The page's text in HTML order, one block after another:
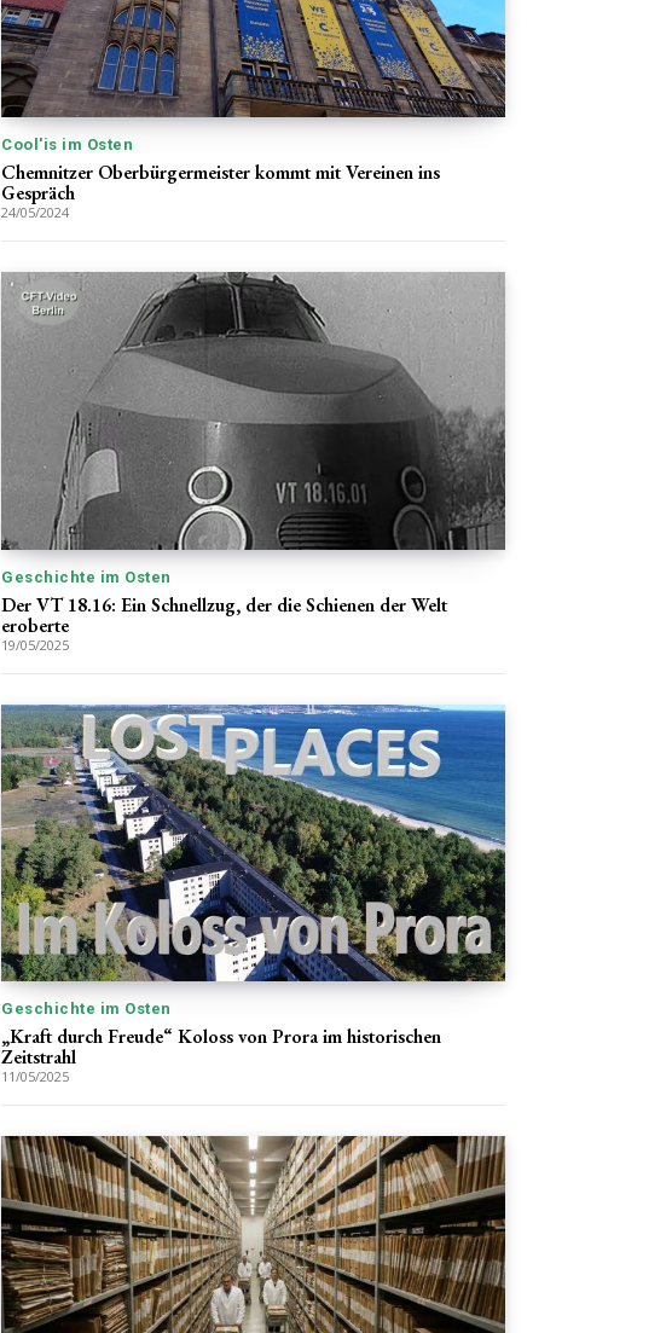
Cool'is im Osten
Chemnitzer Oberbürgermeister kommt mit Vereinen ins
Gespräch
24/05/2024
Geschichte im Osten
Der VT 18.16: Ein Schnellzug, der die Schienen der Welt
eroberte
19/05/2025
Geschichte im Osten
„Kraft durch Freude“ Koloss von Prora im historischen
Zeitstrahl
11/05/2025